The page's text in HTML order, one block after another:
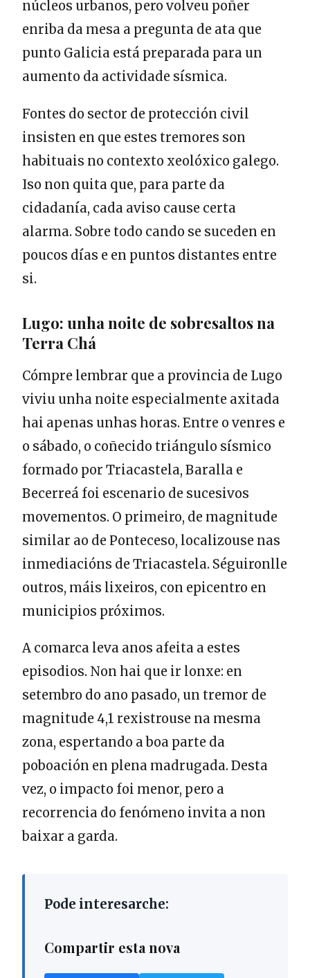
núcleos urbanos, pero volveu poñer
enriba da mesa a pregunta de ata que
punto Galicia está preparada para un
aumento da actividade sísmica.
Fontes do sector de protección civil
insisten en que estes tremores son
habituais no contexto xeolóxico galego.
Iso non quita que, para parte da
cidadanía, cada aviso cause certa
alarma. Sobre todo cando se suceden en
poucos días e en puntos distantes entre
si.
Lugo: unha noite de sobresaltos na
Terra Chá
Cómpre lembrar que a provincia de Lugo
viviu unha noite especialmente axitada
hai apenas unhas horas. Entre o venres e
o sábado, o coñecido triángulo sísmico
formado por Triacastela, Baralla e
Becerreá foi escenario de sucesivos
movementos. O primeiro, de magnitude
similar ao de Ponteceso, localizouse nas
inmediacións de Triacastela. Séguironlle
outros, máis lixeiros, con epicentro en
municipios próximos.
A comarca leva anos afeita a estes
episodios. Non hai que ir lonxe: en
setembro do ano pasado, un tremor de
magnitude 4,1 rexistrouse na mesma
zona, espertando a boa parte da
poboación en plena madrugada. Desta
vez, o impacto foi menor, pero a
recorrencia do fenómeno invita a non
baixar a garda.
Pode interesarche:
Compartir esta nova